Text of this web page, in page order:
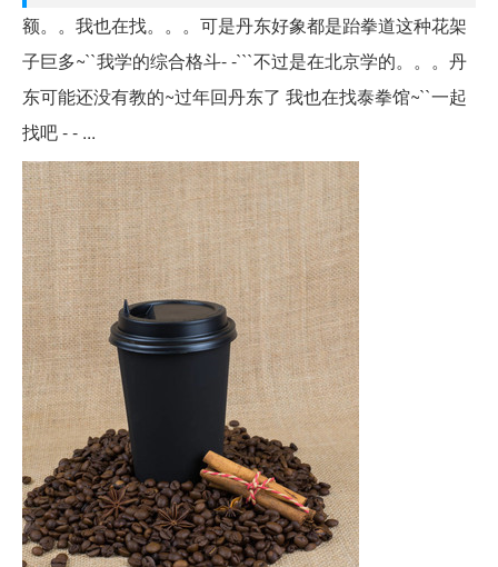
额。。我也在找。。。可是丹东好象都是跆拳道这种花架
子巨多~``我学的综合格斗- -```不过是在北京学的。。。丹
东可能还没有教的~过年回丹东了 我也在找泰拳馆~``一起
找吧 - - ...